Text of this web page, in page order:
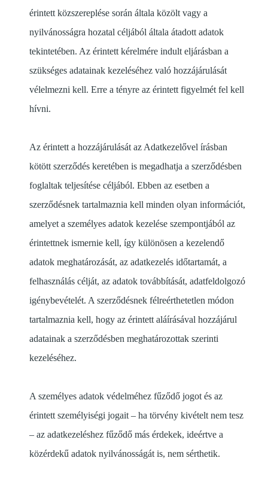
érintett közszereplése során általa közölt vagy a
nyilvánosságra hozatal céljából általa átadott adatok
tekintetében. Az érintett kérelmére indult eljárásban a
szükséges adatainak kezeléséhez való hozzájárulását
vélelmezni kell. Erre a tényre az érintett figyelmét fel kell
hívni.
Az érintett a hozzájárulását az Adatkezelővel írásban
kötött szerződés keretében is megadhatja a szerződésben
foglaltak teljesítése céljából. Ebben az esetben a
szerződésnek tartalmaznia kell minden olyan információt,
amelyet a személyes adatok kezelése szempontjából az
érintettnek ismernie kell, így különösen a kezelendő
adatok meghatározását, az adatkezelés időtartamát, a
felhasználás célját, az adatok továbbítását, adatfeldolgozó
igénybevételét. A szerződésnek félreérthetetlen módon
tartalmaznia kell, hogy az érintett aláírásával hozzájárul
adatainak a szerződésben meghatározottak szerinti
kezeléséhez.
A személyes adatok védelméhez fűződő jogot és az
érintett személyiségi jogait – ha törvény kivételt nem tesz
– az adatkezeléshez fűződő más érdekek, ideértve a
közérdekű adatok nyilvánosságát is, nem sérthetik.